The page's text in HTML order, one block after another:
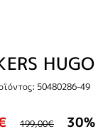
50480286-49
199,00€ 30%